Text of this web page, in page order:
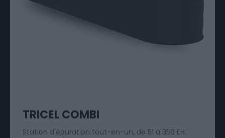
TRICEL COMBI
Station d'épuration tout-en-un, de 51 à 350 EH.